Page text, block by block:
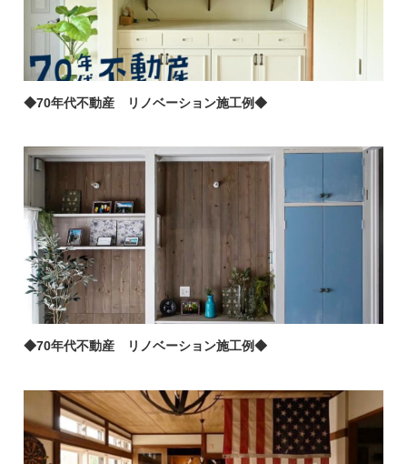
◆70年代不動産 リノベーション施工例◆
◆70年代不動産 リノベーション施工例◆